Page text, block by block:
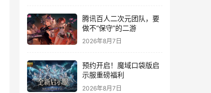
腾讯百人二次元团队，要
做不“保守”的二游
2026年8月7日
预约开启！魔域口袋版启
示服重磅福利
2026年8月7日